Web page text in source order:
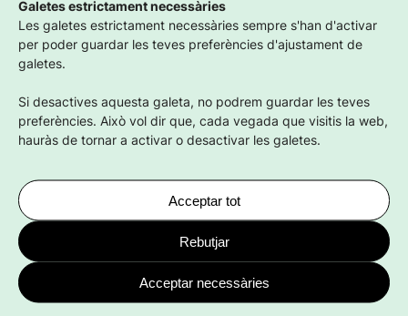
Galetes estrictament necessàries
Les galetes estrictament necessàries sempre s'han d'activar
per poder guardar les teves preferències d'ajustament de
galetes.
Si desactives aquesta galeta, no podrem guardar les teves
preferències. Això vol dir que, cada vegada que visitis la web,
hauràs de tornar a activar o desactivar les galetes.
Acceptar tot
Rebutjar
Acceptar necessàries
l’any 2022 al 15,3 % el 2024.
Preu mitjà d’un habitatge: 310.870
Risc de pobresa: 15,7 % de les
persones joves.
anys.
: 81,5 % són indefinits,
però un 39,3 % d’aquests són fixos
discontinus.